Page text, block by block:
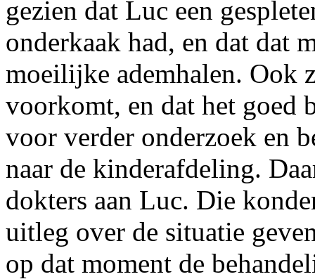
gezien dat Luc een
onderkaak had, en dat dat
moeilijke ademhalen. Ook
voorkomt, en dat het goed
voor verder onderzoek en
naar de kinderafdeling.
dokters aan Luc. Die
uitleg over de situatie
op dat moment de